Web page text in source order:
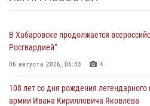
В Хабаровске продолжается
Росгвардией"
06 августа 2026, 06:33 4
108 лет со дня рождения
армии Ивана Кирилловича Яковлева